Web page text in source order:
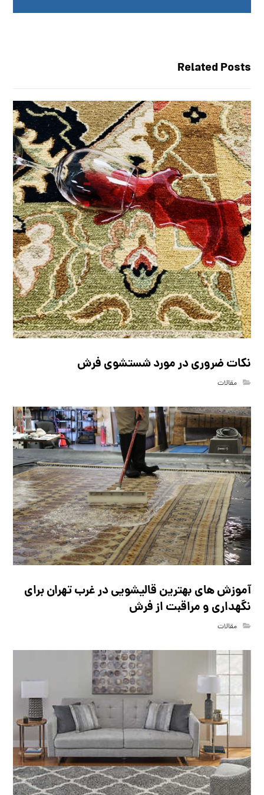
Related Posts
نکات ضروری در مورد شستشوی فرش
مقالات
آموزش های بهترین قالیشویی در غرب تهران برای
نگهداری و مراقبت از فرش
مقالات